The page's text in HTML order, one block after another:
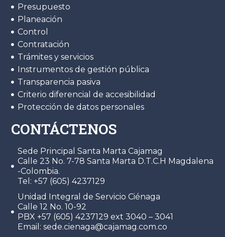
Presupuesto
Planeación
Control
Contratación
Trámites y servicios
Instrumentos de gestión pública
Transparencia pasiva
Criterio diferencial de accesibilidad
Protección de datos personales
CONTÁCTENOS
Sede Principal Santa Marta Cajamag
Calle 23 No. 7-78 Santa Marta D.T.C.H Magdalena
-Colombia.
Tel: +57 (605) 4237129
Unidad Integral de Servicio Ciénaga
Calle 12 No. 10-92
PBX +57 (605) 4237129 ext 3040 – 3041
Email: sede.cienaga@cajamag.com.co